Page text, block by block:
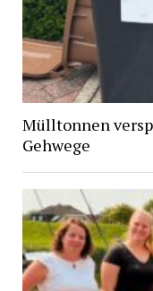
Mülltonnen
Gehwege